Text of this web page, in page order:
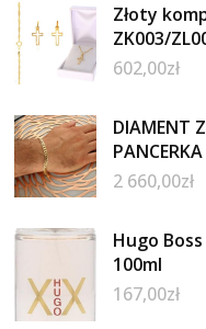
Złoty
ZK003/
602,00zł
DIAMENT
PANCERKA
2 660,00zł
Hugo
100ml
167,00zł